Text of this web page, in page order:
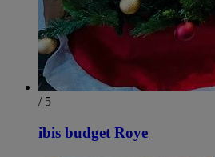
/ 5
ibis budget Roye